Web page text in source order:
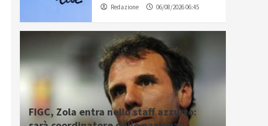
Redazione 06/08/2026 06:45
FIGC, Zola entra nello staff azzurro: